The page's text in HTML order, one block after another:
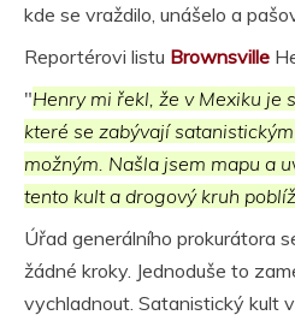
kde se vraždilo, unášelo a
Reportérovi listu Brownsville
"Henry mi řekl, že v Mexiku je
které se zabývají
možným. Našla jsem mapu a
tento kult a drogový kruh
Úřad generálního prokurátora
žádné kroky. Jednoduše to
vychladnout. Satanistický kult